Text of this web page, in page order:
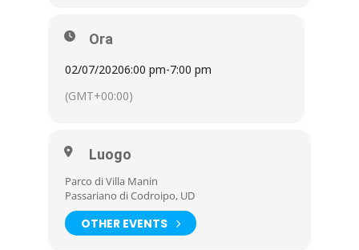
vuole affrontare, attraverso metafore, i
temi della diversità, la paura, il disagio,
dimensione fantastica e giocosa nel
percorso di crescita.
t. 0432 821258
Ora
02/07/20206:00 pm-7:00 pm
(GMT+00:00)
Luogo
Parco di Villa Manin
Passariano di Codroipo, UD
OTHER EVENTS